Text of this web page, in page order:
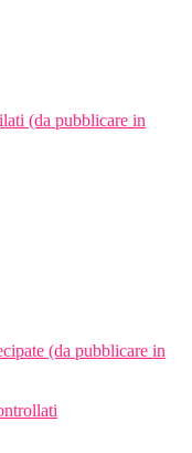
(da pubblicare in
(da pubblicare in